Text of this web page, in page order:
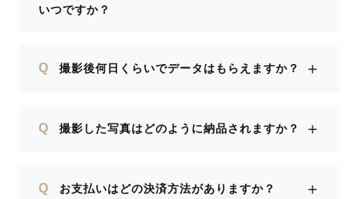
いつですか？
Q 撮影後何日くらいでデータはもらえますか？ ＋
Q 撮影した写真はどのように納品されますか？ ＋
Q お支払いはどの決済方法がありますか？ ＋